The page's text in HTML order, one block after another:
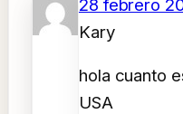
28 febrero
Kary
hola cuanto
USA